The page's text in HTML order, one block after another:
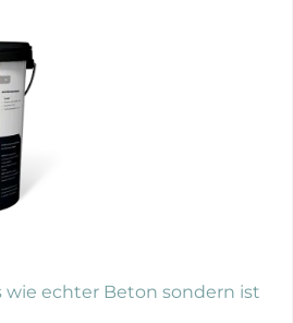
wie echter Beton sondern ist